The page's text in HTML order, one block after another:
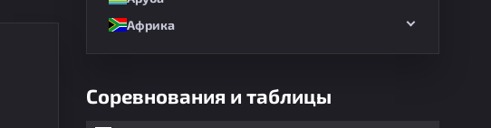
Африка
Соревнования и таблицы